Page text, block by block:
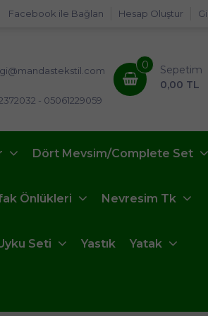
Hesap Oluştur
Facebook ile Bağlan
- 05061229059
0
Sepetim
0,00 TL
Dört Mevsim/Complete Set
Önlükleri Nevresim Tk
Seti Yastık Yatak